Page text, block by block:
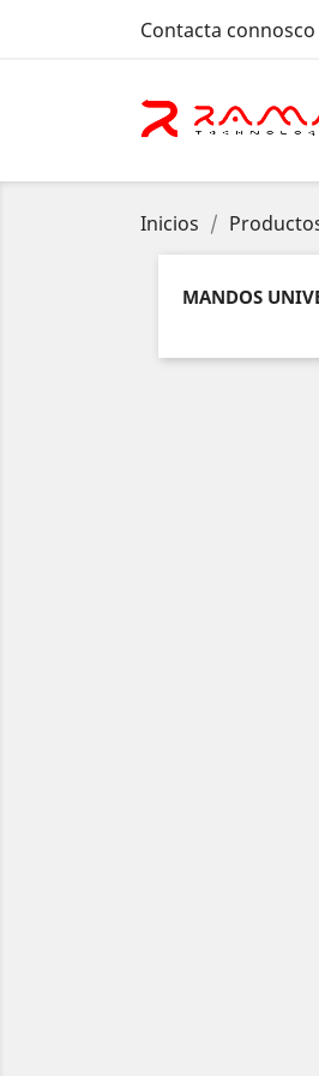
Contacta connosco
Inicios
MANDOS